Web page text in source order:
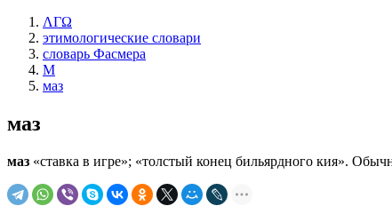
ΛΓΩ
этимологические словари
словарь Фасмера
М
маз
маз
маз «ставка в игре»; «толстый конец бильярдного кия».